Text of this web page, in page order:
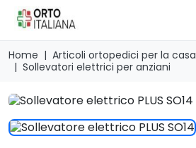
Home Articoli ortopedici per la casa
Sollevatori elettrici per anziani